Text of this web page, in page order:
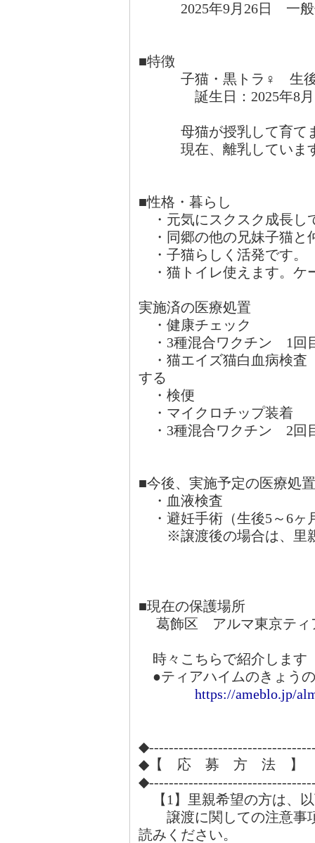
2025年9月26日 一般保
■特徴
子猫・黒トラ♀ 生後
誕生日：2025年8月
母猫が授乳して育て
現在、離乳していま
■性格・暮らし
・元気にスクスク成長し
・同郷の他の兄妹子猫と
・子猫らしく活発です。
・猫トイレ使えます。ケ
実施済の医療処置
・健康チェック
・3種混合ワクチン 1回
・猫エイズ猫白血病検査
する
・検便
・マイクロチップ装着
・3種混合ワクチン 2回
■今後、実施予定の医療処置
・血液検査
・避妊手術（生後5～6ヶ
※譲渡後の場合は、里親
■現在の保護場所
葛飾区 アルマ東京ティ
時々こちらで紹介します
●ティアハイムのきょう
https://ameblo.jp/
◆【 応 募 方 法 】
【1】里親希望の方は、
譲渡に関しての注意事
読みください。